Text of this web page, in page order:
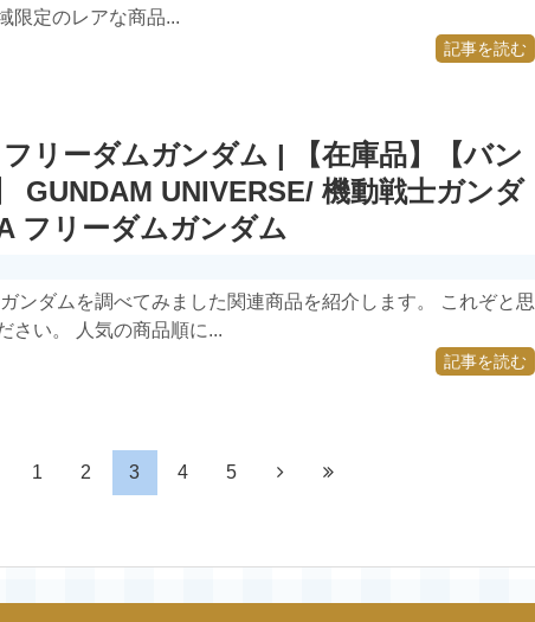
限定のレアな商品...
記事を読む
リーダムガンダム | 【在庫品】【バン
GUNDAM UNIVERSE/ 機動戦士ガンダ
フリーダムガンダム
ンダムを調べてみました関連商品を紹介します。 これぞと思
さい。 人気の商品順に...
記事を読む
1 2 3 4 5